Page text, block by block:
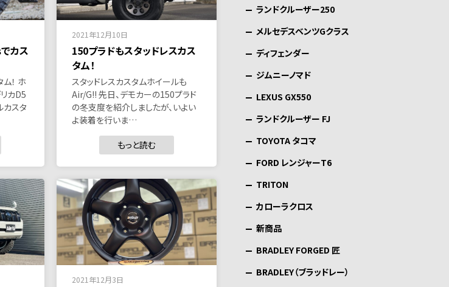
カス
！ ホ
カD5
カスタ
2021年12月10日
150プラドもスタッドレスカス
タム！
スタッドレスカスタムホイールも
Air/G!! 先日、デモカーの150プラド
の冬支度を紹介しましたが、いよい
よ装着を行いま…
もっと読む
2021年12月3日
ランドクルーザー250
メルセデスベンツGクラス
ディフェンダー
ジムニーノマド
LEXUS GX550
ランドクルーザー FJ
TOYOTA タコマ
FORD レンジャーT6
TRITON
カローラクロス
新商品
BRADLEY FORGED 匠
BRADLEY（ブラッドレー）